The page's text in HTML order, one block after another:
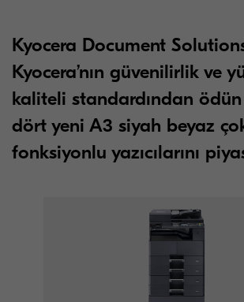
Kyocera Document
Kyocera’nın güvenilirlik ve
kaliteli standardından ödün
dört yeni A3 siyah beyaz
fonksiyonlu yazıcılarını